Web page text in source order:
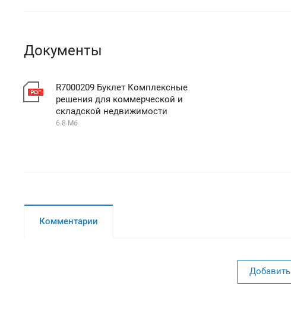
Документы
R7000209 Буклет Комплексные
решения для коммерческой и
складской недвижимости
6.8 Мб
Комментарии